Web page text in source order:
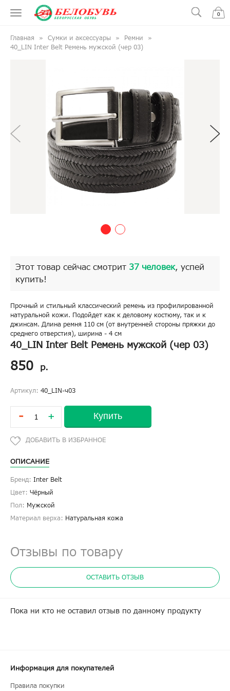
0
Главная Сумки и аксессуары
Ремни
40_LIN Inter Belt Ремень мужской (чер 03)
Этот товар сейчас смотрит 37 человек, успей
купить!
Прочный и стильный классический ремень из профилированной
натуральной кожи. Подойдет как к деловому костюму, так и к
джинсам. Длина ремня 110 см (от внутренней стороны пряжки до
среднего отверстия), ширина - 4 см
40_LIN Inter Belt Ремень мужской (чер 03)
850 р.
Артикул: 40_LIN-ч03
- + Купить
ОПИСАНИЕ
Бренд: Inter Belt
Цвет: Чёрный
Пол: Мужской
Материал верха: Натуральная кожа
Отзывы по товару
ОСТАВИТЬ ОТЗЫВ
Пока ни кто не оставил отзыв по данному продукту
Информация для покупателей
Правила покупки